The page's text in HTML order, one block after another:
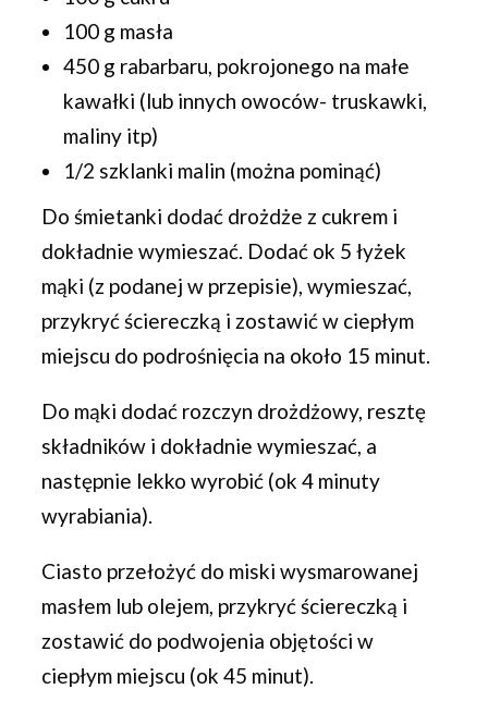
100 g masła
450 g rabarbaru, pokrojonego na małe
kawałki (lub innych owoców- truskawki,
maliny itp)
1/2 szklanki malin (można pominąć)
Do śmietanki dodać drożdże z cukrem i
dokładnie wymieszać. Dodać ok 5 łyżek
mąki (z podanej w przepisie), wymieszać,
przykryć ściereczką i zostawić w ciepłym
miejscu do podrośnięcia na około 15 minut.
Do mąki dodać rozczyn drożdżowy, resztę
składników i dokładnie wymieszać, a
następnie lekko wyrobić (ok 4 minuty
wyrabiania).
Ciasto przełożyć do miski wysmarowanej
masłem lub olejem, przykryć ściereczką i
zostawić do podwojenia objętości w
ciepłym miejscu (ok 45 minut).